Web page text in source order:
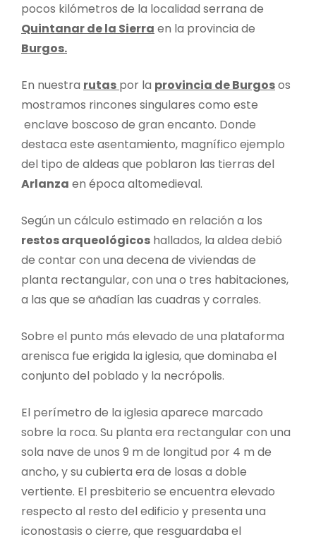
pocos kilómetros de la localidad serrana de
Quintanar de la Sierra en la provincia de
Burgos.
En nuestra rutas por la provincia de Burgosos
mostramos rincones singulares como este
enclave boscoso de gran encanto. Donde
destaca este asentamiento, magnífico ejemplo
del tipo de aldeas que poblaron las tierras del
Arlanza en época altomedieval.
Según un cálculo estimado en relación a los
restos arqueológicos hallados, la aldea debió
de contar con una decena de viviendas de
planta rectangular, con una o tres habitaciones,
a las que se añadían las cuadras y corrales.
Sobre el punto más elevado de una plataforma
arenisca fue erigida la iglesia, que dominaba el
conjunto del poblado y la necrópolis.
El perímetro de la iglesia aparece marcado
sobre la roca. Su planta era rectangular con una
sola nave de unos 9 m de longitud por 4 m de
ancho, y su cubierta era de losas a doble
vertiente. El presbiterio se encuentra elevado
respecto al resto del edificio y presenta una
iconostasis o cierre, que resguardaba el